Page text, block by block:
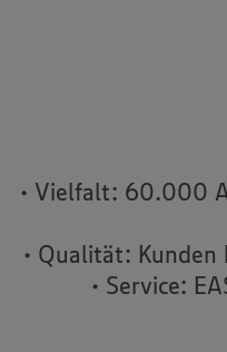
• Vielfalt: 60.000
• Qualität: Kunden
• Service: